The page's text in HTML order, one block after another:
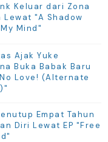
Keluar dari Zona
Lewat "A Shadow
Mind"
Ajak Yuke
Buka Babak Baru
Love! (Alternate
Empat Tahun
Diri Lewat EP "Free